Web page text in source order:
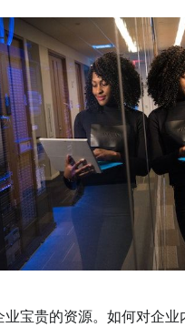
业宝贵的资源。如何对企